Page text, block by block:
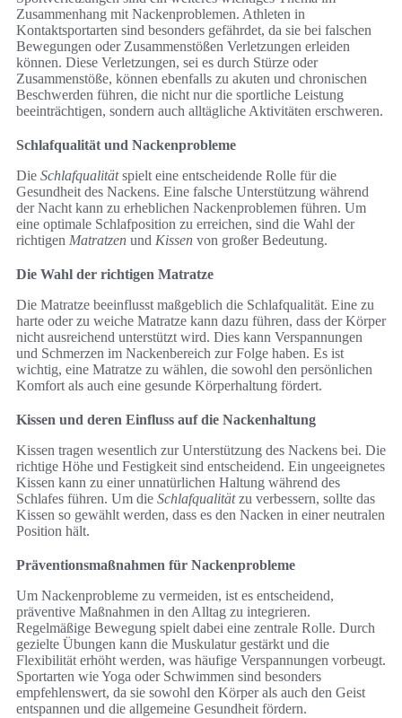
Zusammenhang mit Nackenproblemen. Athleten in
Kontaktsportarten sind besonders gefährdet, da sie bei falschen
Bewegungen oder Zusammenstößen Verletzungen erleiden
können. Diese Verletzungen, sei es durch Stürze oder
Zusammenstöße, können ebenfalls zu akuten und chronischen
Beschwerden führen, die nicht nur die sportliche Leistung
beeinträchtigen, sondern auch alltägliche Aktivitäten erschweren.
Schlafqualität und Nackenprobleme
Die Schlafqualitätspielt eine entscheidende Rolle für die
Gesundheit des Nackens. Eine falsche Unterstützung während
der Nacht kann zu erheblichen Nackenproblemen führen. Um
eine optimale Schlafposition zu erreichen, sind die Wahl der
richtigen Matratzen und Kissen von großer Bedeutung.
Die Wahl der richtigen Matratze
Die Matratze beeinflusst maßgeblich die Schlafqualität. Eine zu
harte oder zu weiche Matratze kann dazu führen, dass der Körper
nicht ausreichend unterstützt wird. Dies kann Verspannungen
und Schmerzen im Nackenbereich zur Folge haben. Es ist
wichtig, eine Matratze zu wählen, die sowohl den persönlichen
Komfort als auch eine gesunde Körperhaltung fördert.
Kissen und deren Einfluss auf die Nackenhaltung
Kissen tragen wesentlich zur Unterstützung des Nackens bei. Die
richtige Höhe und Festigkeit sind entscheidend. Ein ungeeignetes
Kissen kann zu einer unnatürlichen Haltung während des
Schlafes führen. Um die Schlafqualitätzu verbessern, sollte das
Kissen so gewählt werden, dass es den Nacken in einer neutralen
Position hält.
Präventionsmaßnahmen für Nackenprobleme
Um Nackenprobleme zu vermeiden, ist es entscheidend,
präventive Maßnahmen in den Alltag zu integrieren.
Regelmäßige Bewegung spielt dabei eine zentrale Rolle. Durch
gezielte Übungen kann die Muskulatur gestärkt und die
Flexibilität erhöht werden, was häufige Verspannungen vorbeugt.
Sportarten wie Yoga oder Schwimmen sind besonders
empfehlenswert, da sie sowohl den Körper als auch den Geist
entspannen und die allgemeine Gesundheit fördern.